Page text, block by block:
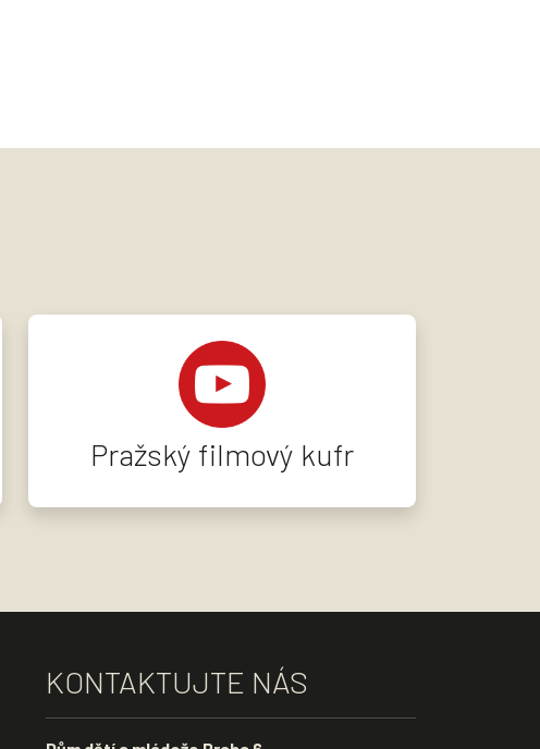
Pražský filmový kufr
KONTAKTUJTE NÁS